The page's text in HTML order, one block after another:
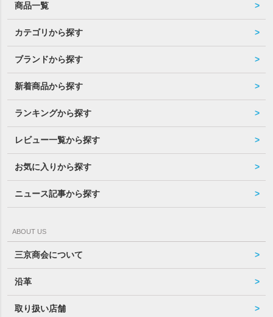
商品一覧
カテゴリから探す
ブランドから探す
新着商品から探す
ランキングから探す
レビュー一覧から探す
お気に入りから探す
ニュース記事から探す
ABOUT US
三京商会について
沿革
取り扱い店舗